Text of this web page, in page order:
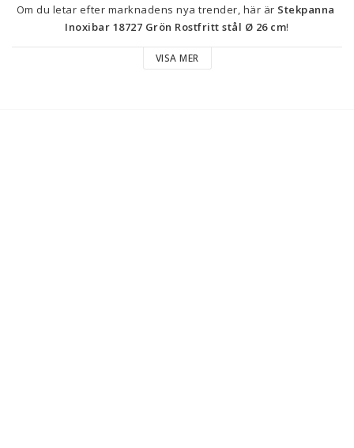
Om du letar efter marknadens nya trender, här är Stekpanna
Inoxibar 18727 Grön Rostfritt stål Ø 26 cm!
Färg: Grön
VISA MER